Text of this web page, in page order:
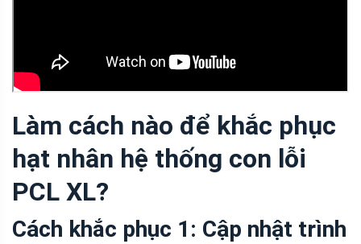
Làm cách nào để khắc phục
hạt nhân hệ thống con lỗi
PCL XL?
Cách khắc phục 1: Cập nhật trình